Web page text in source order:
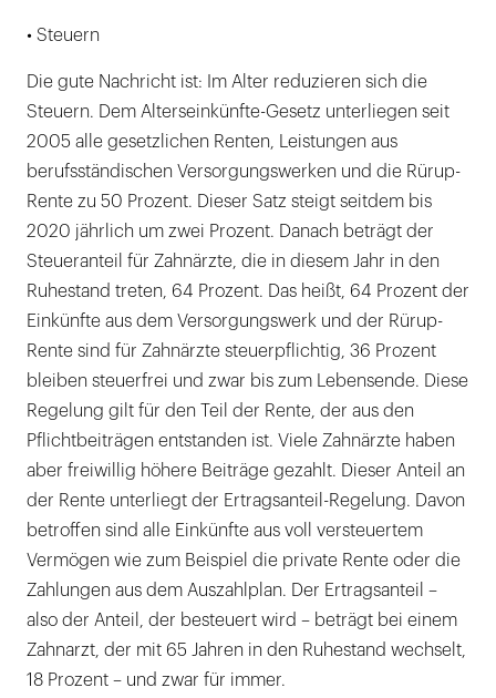
• Steuern
Die gute Nachricht ist: Im Alter reduzieren sich die
Steuern. Dem Alterseinkünfte-Gesetz unterliegen seit
2005 alle gesetzlichen Renten, Leistungen aus
berufsständischen Versorgungswerken und die Rürup-
Rente zu 50 Prozent. Dieser Satz steigt seitdem bis
2020 jährlich um zwei Prozent. Danach beträgt der
Steueranteil für Zahnärzte, die in diesem Jahr in den
Ruhestand treten, 64 Prozent. Das heißt, 64 Prozent der
Einkünfte aus dem Versorgungswerk und der Rürup-
Rente sind für Zahnärzte steuerpflichtig, 36 Prozent
bleiben steuerfrei und zwar bis zum Lebensende. Diese
Regelung gilt für den Teil der Rente, der aus den
Pflichtbeiträgen entstanden ist. Viele Zahnärzte haben
aber freiwillig höhere Beiträge gezahlt. Dieser Anteil an
der Rente unterliegt der Ertragsanteil-Regelung. Davon
betroffen sind alle Einkünfte aus voll versteuertem
Vermögen wie zum Beispiel die private Rente oder die
Zahlungen aus dem Auszahlplan. Der Ertragsanteil –
also der Anteil, der besteuert wird – beträgt bei einem
Zahnarzt, der mit 65 Jahren in den Ruhestand wechselt,
18 Prozent – und zwar für immer.